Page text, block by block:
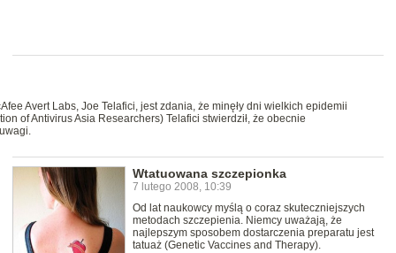
Avert Labs, Joe Telafici, jest zdania, że minęły dni wielkich epidemii
of Antivirus Asia Researchers) Telafici stwierdził, że obecnie
Wtatuowana szczepionka
7 lutego 2008, 10:39
Od lat naukowcy myślą o coraz skuteczniejszych
metodach szczepienia. Niemcy uważają, że
najlepszym sposobem dostarczenia preparatu jest
tatuaż (Genetic Vaccines and Therapy).